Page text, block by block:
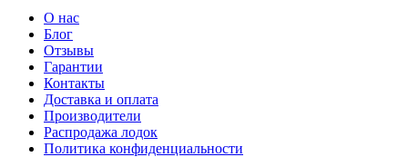
О нас
Блог
Отзывы
Гарантии
Контакты
Доставка и оплата
Производители
Распродажа лодок
Политика конфиденциальности